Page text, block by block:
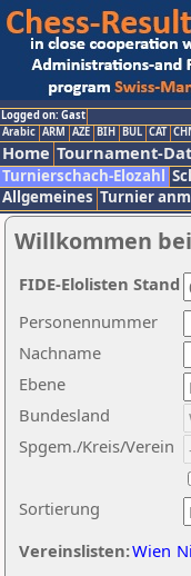
Logged on: Gast
Arabic ARM AZE BIH BUL CAT
Home Tournament-
Turnierschach-Elozahl
Allgemeines Turnier
Willkommen
Nachname
Ebene
Sortierung
Personennummer
Bundesland
Spgem./Kreis/Verein
Vereinslisten:Wien
FIDE-Elolisten Stand